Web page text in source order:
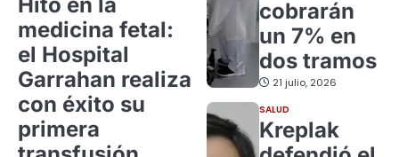
medicina fetal:
el Hospital
Garrahan realiza
con éxito su
primera
cobrarán
un 7% en
dos tramos
21 julio, 2026
SALUD
Kreplak